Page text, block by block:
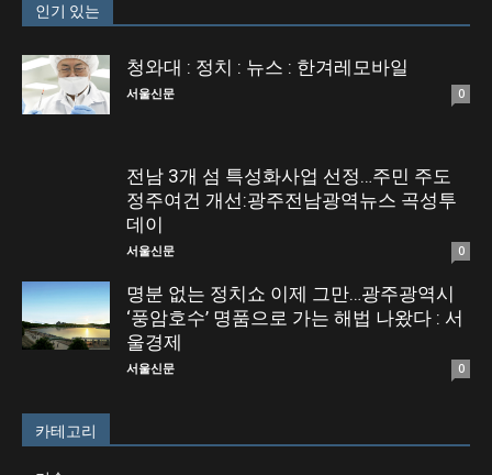
인기 있는
청와대 : 정치 : 뉴스 : 한겨레모바일
서울신문 0
전남 3개 섬 특성화사업 선정…주민 주도
정주여건 개선:광주전남광역뉴스 곡성투
데이
서울신문 0
명분 없는 정치쇼 이제 그만…광주광역시
‘풍암호수’ 명품으로 가는 해법 나왔다 : 서
울경제
서울신문 0
카테고리